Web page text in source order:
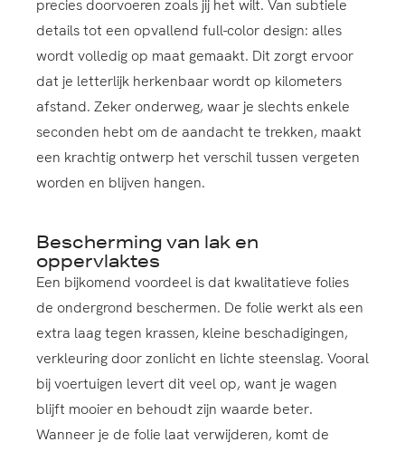
precies doorvoeren zoals jij het wilt. Van subtiele
details tot een opvallend full-color design: alles
wordt volledig op maat gemaakt. Dit zorgt ervoor
dat je letterlijk herkenbaar wordt op kilometers
afstand. Zeker onderweg, waar je slechts enkele
seconden hebt om de aandacht te trekken, maakt
een krachtig ontwerp het verschil tussen vergeten
worden en blijven hangen.
Bescherming van lak en
oppervlaktes
Een bijkomend voordeel is dat kwalitatieve folies
de ondergrond beschermen. De folie werkt als een
extra laag tegen krassen, kleine beschadigingen,
verkleuring door zonlicht en lichte steenslag. Vooral
bij voertuigen levert dit veel op, want je wagen
blijft mooier en behoudt zijn waarde beter.
Wanneer je de folie laat verwijderen, komt de